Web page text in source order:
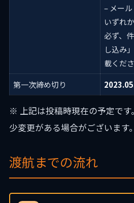
– メール
いずれ
必ず、
し込み
載くださ
第一次締め切り
※ 上記は投稿時現在の予定で
少変更がある場合がございます
渡航までの流れ